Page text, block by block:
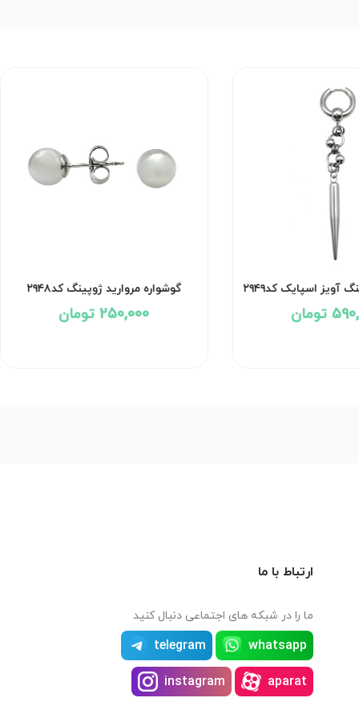
بهداشتی
گوشواره پیرسینگ آویز اسپایک کد۲۹۴۹
ارتباط با ما
ما را در شبکه های اجتماعی دنبال کنید
whatsapp
telegram
aparat
instagram